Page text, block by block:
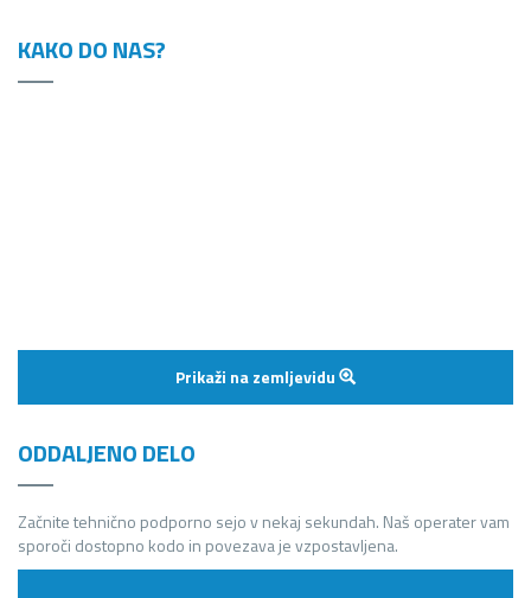
KAKO DO NAS?
Prikaži na zemljevidu
ODDALJENO DELO
Začnite tehnično podporno sejo v nekaj sekundah. Naš operater vam
sporoči dostopno kodo in povezava je vzpostavljena.